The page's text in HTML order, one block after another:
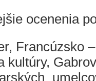
ocenenia
Francúzsko
kultúry,